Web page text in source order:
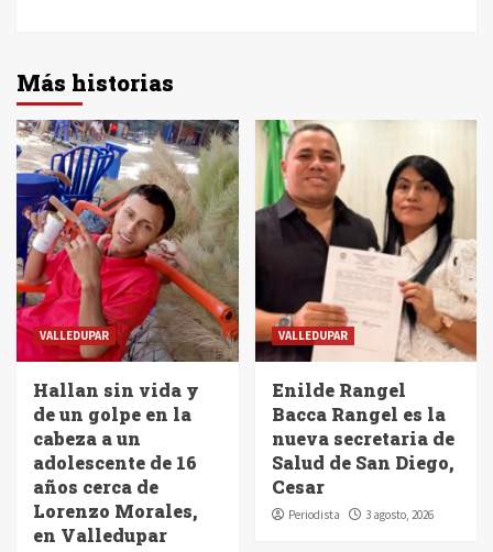
Más historias
VALLEDUPAR
Hallan sin vida y
de un golpe en la
cabeza a un
adolescente de 16
años cerca de
Lorenzo Morales,
en Valledupar
VALLEDUPAR
Enilde Rangel
Bacca Rangel es la
nueva secretaria de
Salud de San Diego,
Cesar
Periodista 3 agosto, 2026